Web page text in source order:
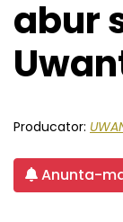
abur
Producator:
Anunta-